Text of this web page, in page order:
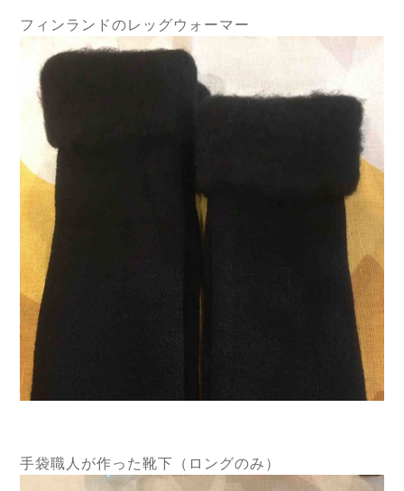
フィンランドのレッグウォーマー
手袋職人が作った靴下（ロングのみ）